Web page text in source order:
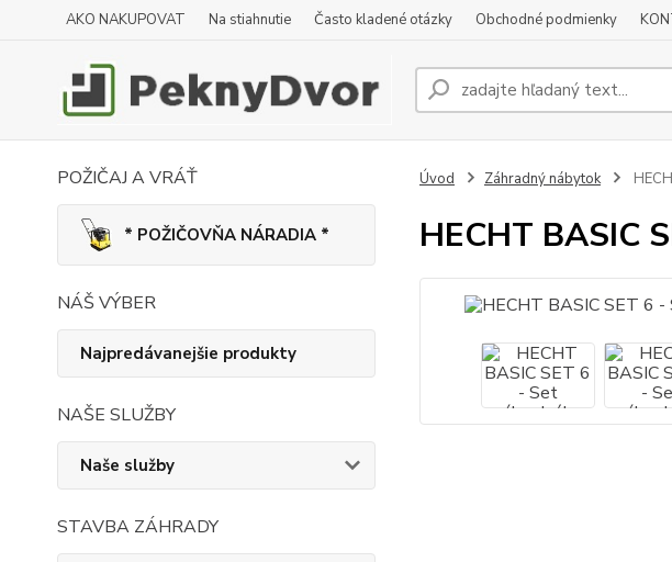
AKO NAKUPOVAT Na stiahnutie Často kladené otázky Obchodné podmienky
POŽIČAJ A VRÁŤ
* POŽIČOVŇA NÁRADIA *
NÁŠ VÝBER
Najpredávanejšie produkty
NAŠE SLUŽBY
Naše služby
STAVBA ZÁHRADY
Úvod Záhradný nábytok
HECHT BASIC